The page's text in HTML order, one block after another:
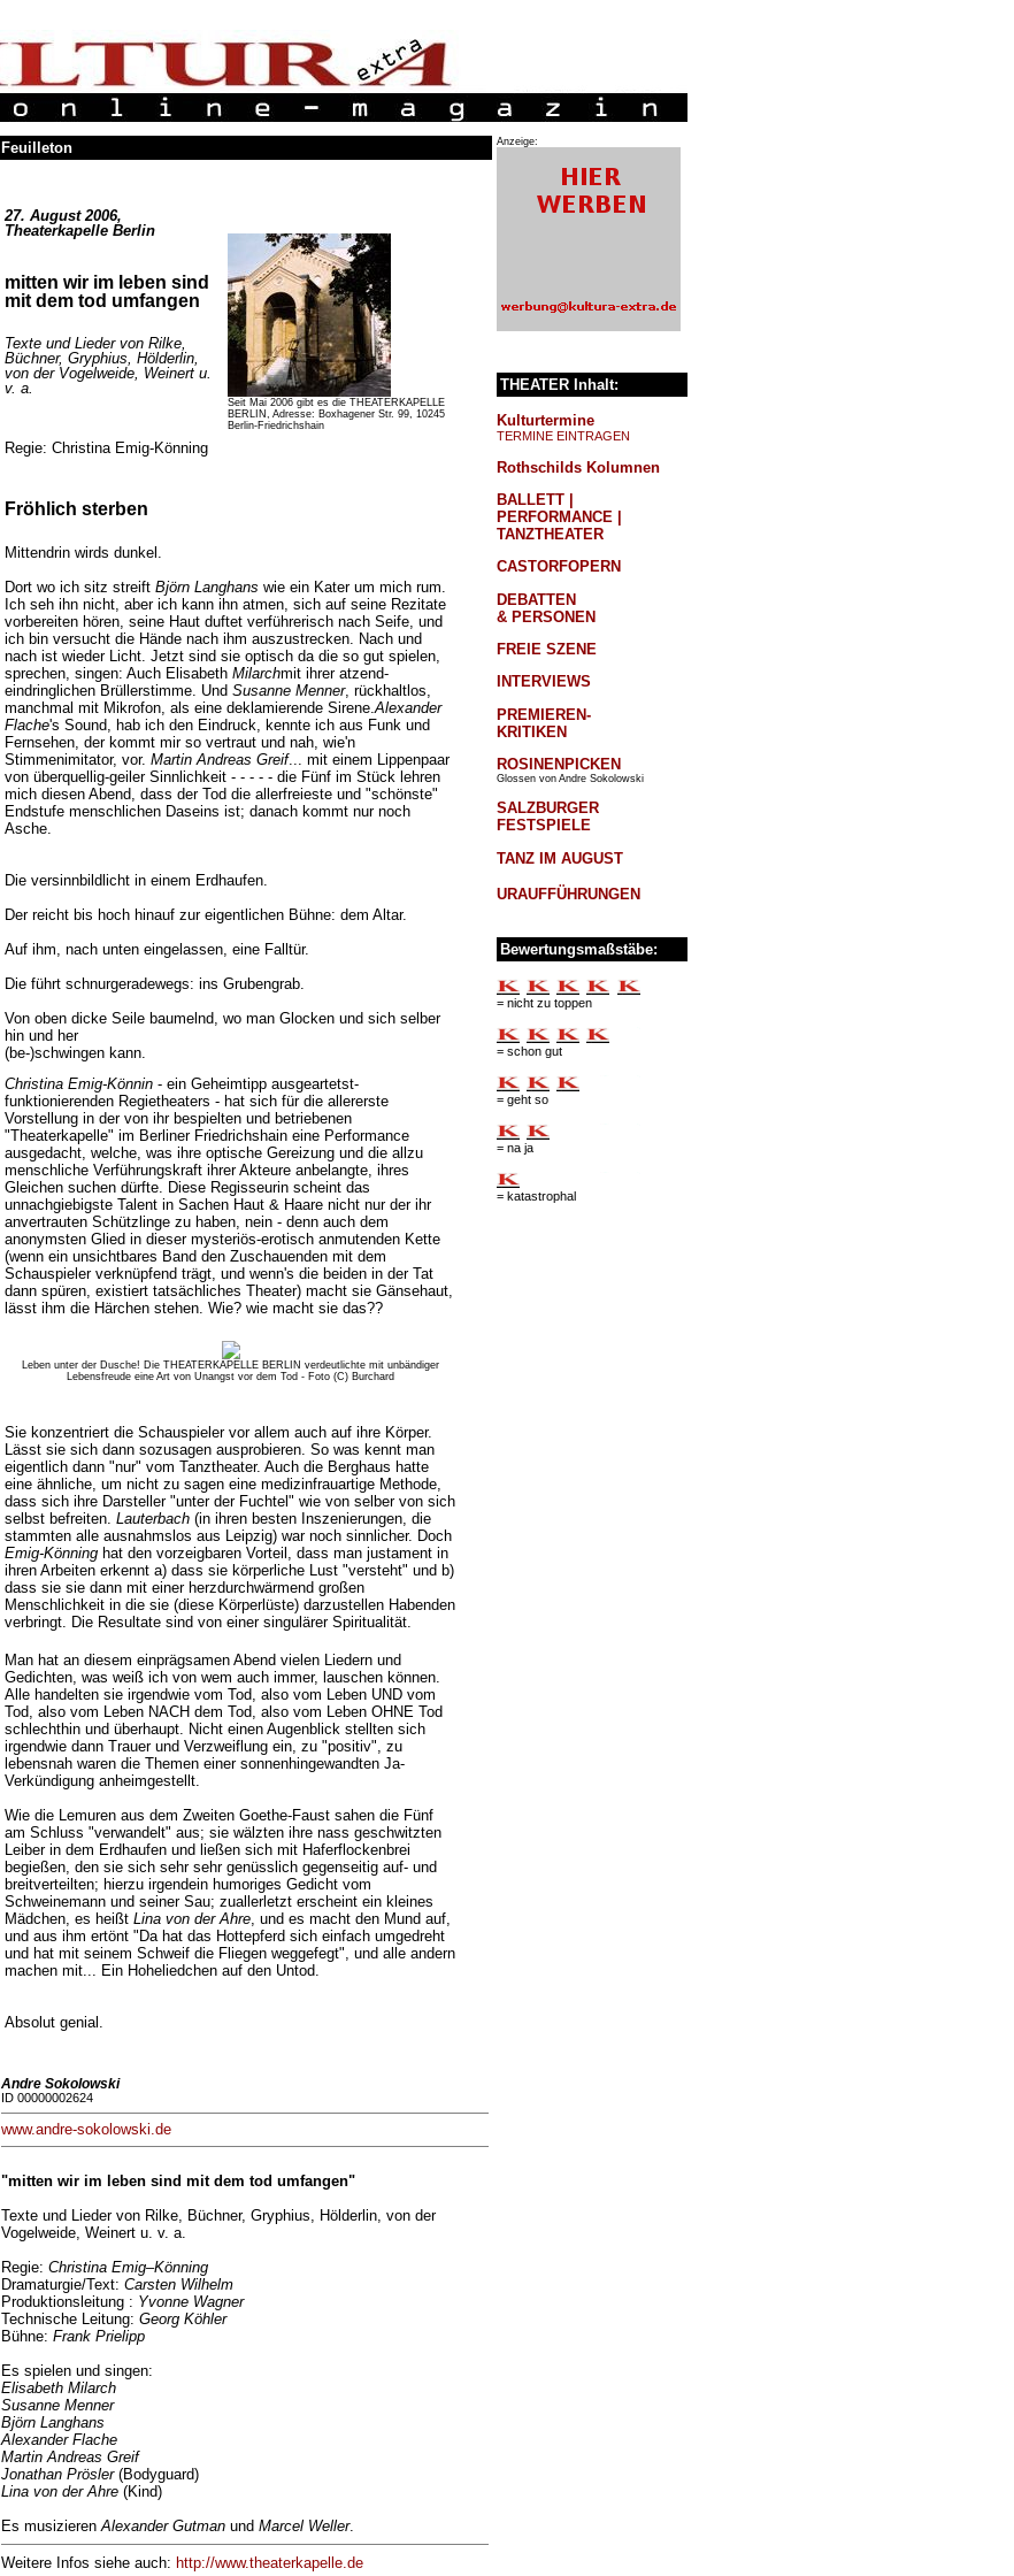
Feuilleton
27. August 2006,
Theaterkapelle Berlin
mitten wir im leben sind
mit dem tod umfangen
Texte und Lieder von Rilke,
Büchner, Gryphius, Hölderlin,
von der Vogelweide, Weinert u.
v. a.
Regie: Christina Emig-Könning
Seit Mai 2006 gibt es die THEATERKAPELLE
BERLIN, Adresse: Boxhagener Str. 99, 10245
Berlin-Friedrichshain
Fröhlich sterben
Mittendrin wirds dunkel.
Dort wo ich sitz streift Björn Langhans wie ein Kater um mich rum.
Ich seh ihn nicht, aber ich kann ihn atmen, sich auf seine Rezitate
vorbereiten hören, seine Haut duftet verführerisch nach Seife, und
ich bin versucht die Hände nach ihm auszustrecken. Nach und
nach ist wieder Licht. Jetzt sind sie optisch da die so gut spielen,
sprechen, singen: Auch Elisabeth Milarchmit ihrer atzend-
eindringlichen Brüllerstimme. Und Susanne Menner, rückhaltlos,
manchmal mit Mikrofon, als eine deklamierende Sirene.Alexander
Flache's Sound, hab ich den Eindruck, kennte ich aus Funk und
Fernsehen, der kommt mir so vertraut und nah, wie'n
Stimmenimitator, vor. Martin Andreas Greif... mit einem Lippenpaar
von überquellig-geiler Sinnlichkeit - - - - - die Fünf im Stück lehren
mich diesen Abend, dass der Tod die allerfreieste und "schönste"
Endstufe menschlichen Daseins ist; danach kommt nur noch
Asche.
Die versinnbildlicht in einem Erdhaufen.
Der reicht bis hoch hinauf zur eigentlichen Bühne: dem Altar.
Auf ihm, nach unten eingelassen, eine Falltür.
Die führt schnurgeradewegs: ins Grubengrab.
Von oben dicke Seile baumelnd, wo man Glocken und sich selber
hin und her
(be-)schwingen kann.
Christina Emig-Könnin- ein Geheimtipp ausgeartetst-
funktionierenden Regietheaters - hat sich für die allererste
Vorstellung in der von ihr bespielten und betriebenen
"Theaterkapelle" im Berliner Friedrichshain eine Performance
ausgedacht, welche, was ihre optische Gereizung und die allzu
menschliche Verführungskraft ihrer Akteure anbelangte, ihres
Gleichen suchen dürfte. Diese Regisseurin scheint das
unnachgiebigste Talent in Sachen Haut & Haare nicht nur der ihr
anvertrauten Schützlinge zu haben, nein - denn auch dem
anonymsten Glied in dieser mysteriös-erotisch anmutenden Kette
(wenn ein unsichtbares Band den Zuschauenden mit dem
Schauspieler verknüpfend trägt, und wenn's die beiden in der Tat
dann spüren, existiert tatsächliches Theater) macht sie Gänsehaut,
lässt ihm die Härchen stehen. Wie? wie macht sie das??
Leben unter der Dusche! Die THEATERKAPELLE BERLIN verdeutlichte mit unbändiger
Lebensfreude eine Art von Unangst vor dem Tod - Foto (C) Burchard
Sie konzentriert die Schauspieler vor allem auch auf ihre Körper.
Lässt sie sich dann sozusagen ausprobieren. So was kennt man
eigentlich dann "nur" vom Tanztheater. Auch die Berghaus hatte
eine ähnliche, um nicht zu sagen eine medizinfrauartige Methode,
dass sich ihre Darsteller "unter der Fuchtel" wie von selber von sich
selbst befreiten. Lauterbach (in ihren besten Inszenierungen, die
stammten alle ausnahmslos aus Leipzig) war noch sinnlicher. Doch
Emig-Könninghat den vorzeigbaren Vorteil, dass man justament in
ihren Arbeiten erkennt a) dass sie körperliche Lust "versteht" und b)
dass sie sie dann mit einer herzdurchwärmend großen
Menschlichkeit in die sie (diese Körperlüste) darzustellen Habenden
verbringt. Die Resultate sind von einer singulärer Spiritualität.
Man hat an diesem einprägsamen Abend vielen Liedern und
Gedichten, was weiß ich von wem auch immer, lauschen können.
Alle handelten sie irgendwie vom Tod, also vom Leben UND vom
Tod, also vom Leben NACH dem Tod, also vom Leben OHNE Tod
schlechthin und überhaupt. Nicht einen Augenblick stellten sich
irgendwie dann Trauer und Verzweiflung ein, zu "positiv", zu
lebensnah waren die Themen einer sonnenhingewandten Ja-
Verkündigung anheimgestellt.
Wie die Lemuren aus dem Zweiten Goethe-Faust sahen die Fünf
am Schluss "verwandelt" aus; sie wälzten ihre nass geschwitzten
Leiber in dem Erdhaufen und ließen sich mit Haferflockenbrei
begießen, den sie sich sehr sehr genüsslich gegenseitig auf- und
breitverteilten; hierzu irgendein humoriges Gedicht vom
Schweinemann und seiner Sau; zuallerletzt erscheint ein kleines
Mädchen, es heißt Lina von der Ahre, und es macht den Mund auf,
und aus ihm ertönt "Da hat das Hottepferd sich einfach umgedreht
und hat mit seinem Schweif die Fliegen weggefegt", und alle andern
machen mit... Ein Hoheliedchen auf den Untod.
Absolut genial.
Andre Sokolowski
ID 00000002624
www.andre-sokolowski.de
"mitten wir im leben sind mit dem tod umfangen"
Texte und Lieder von Rilke, Büchner, Gryphius, Hölderlin, von der
Vogelweide, Weinert u. v. a.
Regie: Christina Emig–Könning
Dramaturgie/Text: Carsten Wilhelm
Produktionsleitung : Yvonne Wagner
Technische Leitung: Georg Köhler
Bühne: Frank Prielipp
Es spielen und singen:
Elisabeth Milarch
Susanne Menner
Björn Langhans
Alexander Flache
Martin Andreas Greif
Jonathan Prösler(Bodyguard)
Lina von der Ahre(Kind)
Es musizieren Alexander Gutman und Marcel Weller.
Weitere Infos siehe auch: http://www.theaterkapelle.de
Anzeige:
THEATER Inhalt:
Kulturtermine
TERMINE EINTRAGEN
Rothschilds Kolumnen
BALLETT |
PERFORMANCE |
TANZTHEATER
CASTORFOPERN
DEBATTEN
& PERSONEN
FREIE SZENE
INTERVIEWS
PREMIEREN-
KRITIKEN
ROSINENPICKEN
Glossen von Andre Sokolowski
SALZBURGER
FESTSPIELE
TANZ IM AUGUST
URAUFFÜHRUNGEN
Bewertungsmaßstäbe:
= nicht zu toppen
= schon gut
= geht so
= na ja
= katastrophal